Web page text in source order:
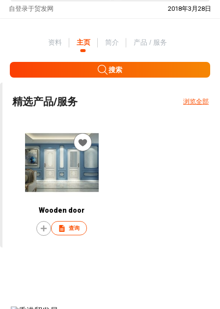
自 2018年3月28日
登录于贸发网
资料 主页 简介 产品 / 服务
搜索
精选产品/服务 浏览全部
Wooden door
查询